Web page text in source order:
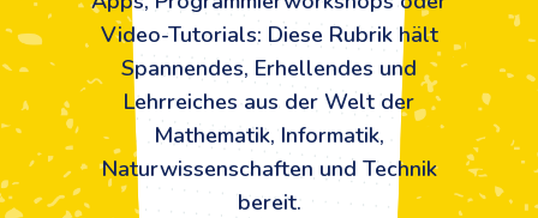
Video-Tutorials: Diese Rubrik hält
Spannendes, Erhellendes und
Lehrreiches aus der Welt der
Mathematik, Informatik,
Naturwissenschaften und Technik
bereit.